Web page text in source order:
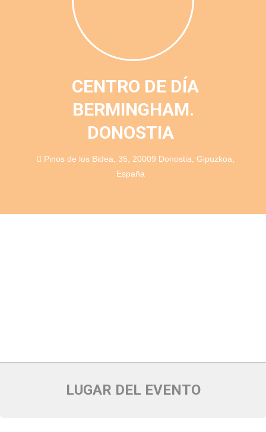
CENTRO DE DÍA
BERMINGHAM.
DONOSTIA
Pinos de los Bidea, 35, 20009 Donostia, Gipuzkoa,
España
LUGAR DEL EVENTO